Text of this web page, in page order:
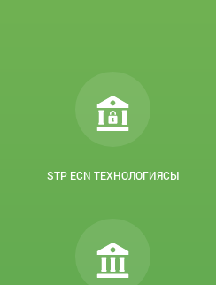
STP ECN ТЕХНОЛОГИЯСЫ